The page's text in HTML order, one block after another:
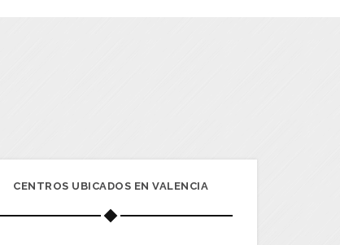
CENTROS UBICADOS EN VALENCIA